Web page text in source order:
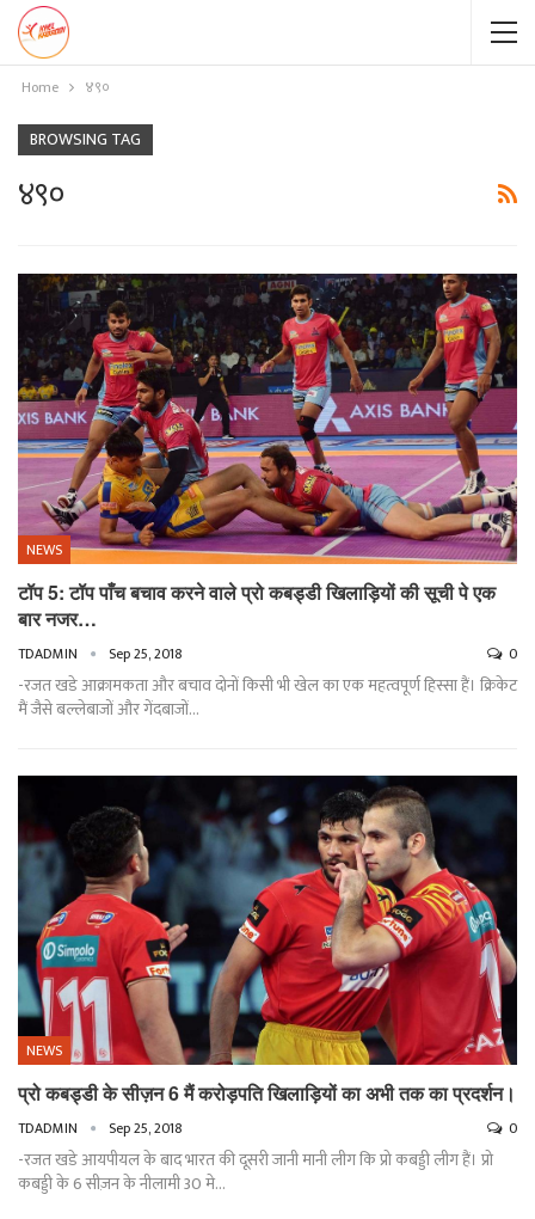
Home ४९०
BROWSING TAG
४९०
NEWS
टॉप 5: टॉप पाँच बचाव करने वाले प्रो कबड्डी खिलाड़ियों की सूची पे एक
बार नजर…
TDADMIN Sep 25, 2018 0
-रजत खडे आक्रामकता और बचाव दोनों किसी भी खेल का एक महत्वपूर्ण हिस्सा हैं। क्रिकेट
मैं जैसे बल्लेबाजों और गेंदबाजों…
NEWS
प्रो कबड्डी के सीज़न 6 मैं करोड़पति खिलाड़ियों का अभी तक का प्रदर्शन।
TDADMIN Sep 25, 2018 0
-रजत खडे आयपीयल के बाद भारत की दूसरी जानी मानी लीग कि प्रो कबड्डी लीग हैं। प्रो
कबड्डी के 6 सीज़न के नीलामी 30 मे…